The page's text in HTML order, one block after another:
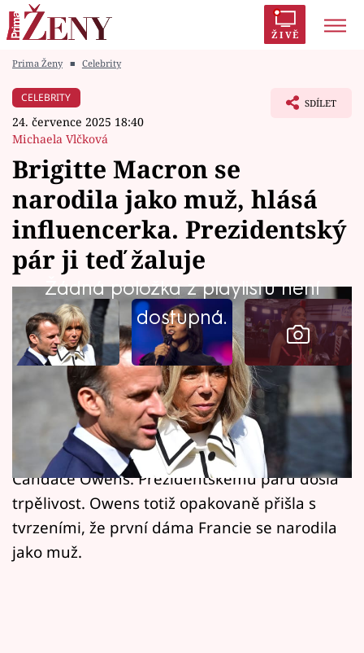
ŽIVĚ
Módní alarm
Témata
Celebrity
Vztahy
Seriály
Horoskopy
Sledujte prima+
Filmový festival Karlovy Vary
Pořady
Mámy sobě
Prima Ženy ■ Celebrity
CELEBRITY
24. července 2025 18:40
Michaela Vlčková
SDÍLET
Brigitte Macron se
narodila jako muž, hlásá
influencerka. Prezidentský
pár ji teď žaluje
Žádná položka z playlistu není
dostupná.
Prezident Francie Emmanuel Macron společně
s manželkou Brigitte žalují za pomluvu
americkou kontroverzní komentátorku
Candace Owens. Prezidentskému páru došla
trpělivost. Owens totiž opakovaně přišla s
tvrzeními, že první dáma Francie se narodila
jako muž.